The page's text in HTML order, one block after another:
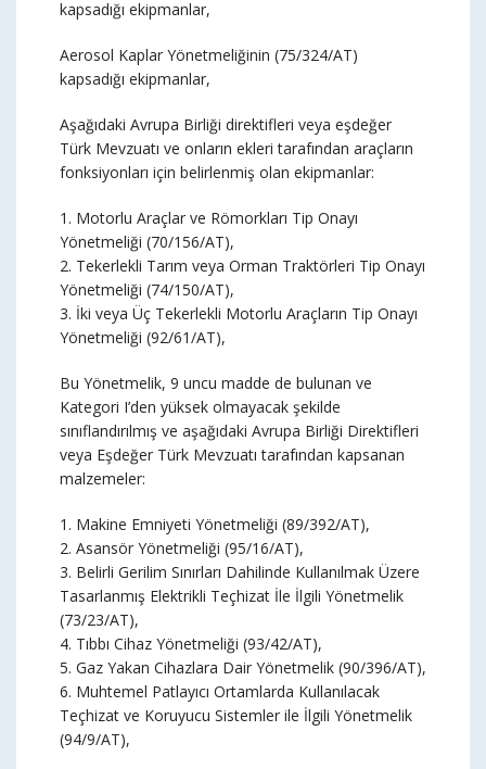
kapsadığı ekipmanlar,
Aerosol Kaplar Yönetmeliğinin (75/324/AT)
kapsadığı ekipmanlar,
Aşağıdaki Avrupa Birliği direktifleri veya eşdeğer
Türk Mevzuatı ve onların ekleri tarafından araçların
fonksiyonları için belirlenmiş olan ekipmanlar:
1. Motorlu Araçlar ve Römorkları Tip Onayı
Yönetmeliği (70/156/AT),
2. Tekerlekli Tarım veya Orman Traktörleri Tip Onayı
Yönetmeliği (74/150/AT),
3. İki veya Üç Tekerlekli Motorlu Araçların Tip Onayı
Yönetmeliği (92/61/AT),
Bu Yönetmelik, 9 uncu madde de bulunan ve
Kategori I’den yüksek olmayacak şekilde
sınıflandırılmış ve aşağıdaki Avrupa Birliği Direktifleri
veya Eşdeğer Türk Mevzuatı tarafından kapsanan
malzemeler:
1. Makine Emniyeti Yönetmeliği (89/392/AT),
2. Asansör Yönetmeliği (95/16/AT),
3. Belirli Gerilim Sınırları Dahilinde Kullanılmak Üzere
Tasarlanmış Elektrikli Teçhizat İle İlgili Yönetmelik
(73/23/AT),
4. Tıbbı Cihaz Yönetmeliği (93/42/AT),
5. Gaz Yakan Cihazlara Dair Yönetmelik (90/396/AT),
6. Muhtemel Patlayıcı Ortamlarda Kullanılacak
Teçhizat ve Koruyucu Sistemler ile İlgili Yönetmelik
(94/9/AT),